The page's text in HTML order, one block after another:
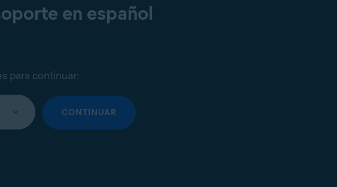
en español
para continuar:
CONTINUAR